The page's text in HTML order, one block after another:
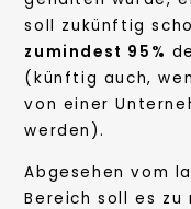
soll zukünftig
zumindest 95%
(künftig auch,
von einer
werden).
Abgesehen vom
Bereich soll es zu